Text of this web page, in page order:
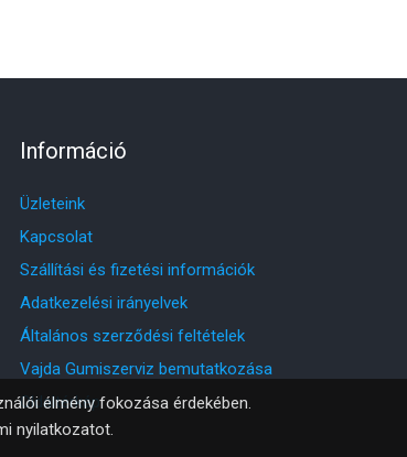
Információ
Üzleteink
Kapcsolat
Szállítási és fizetési információk
Adatkezelési irányelvek
Általános szerződési feltételek
Vajda Gumiszerviz bemutatkozása
Oldaltérkép
élmény fokozása érdekében.
nyilatkozatot.